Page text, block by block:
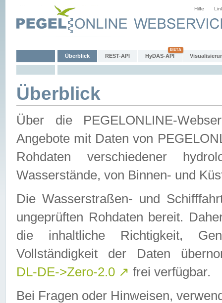
Hilfe
Überblick REST-API HyDAS-API
Überblick
Über die PEGELONLINE-
Angebote mit Daten von
Rohdaten verschiedener
Wasserstände, von Binnen- und
Die Wasserstraßen- und
ungeprüften Rohdaten bereit.
die inhaltliche Richtigkeit,
Vollständigkeit der Daten
DL-DE->Zero-2.0 ↗ frei verfügbar.
Bei Fragen oder Hinweisen,